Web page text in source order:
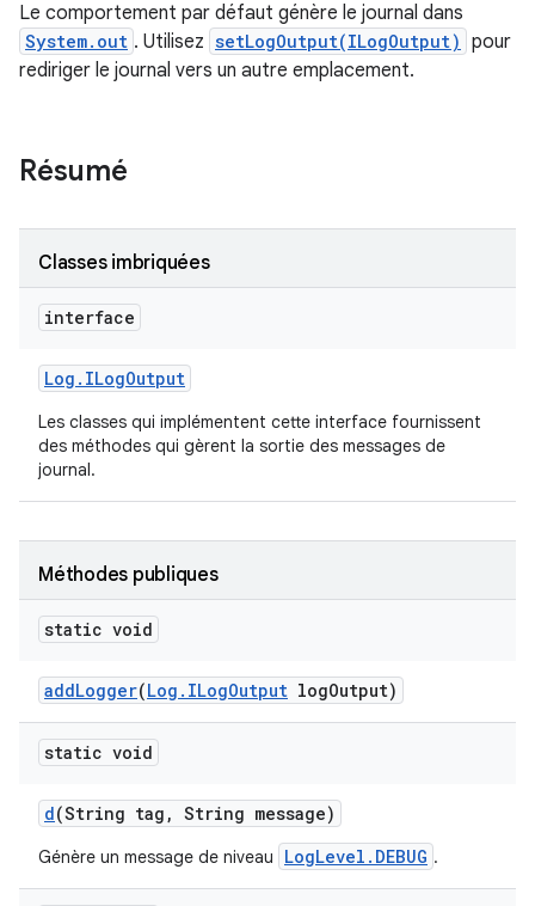
Le comportement par défaut génère le journal dans
System.out . Utilisez setLogOutput(ILogOutput) pour
rediriger le journal vers un autre emplacement.
Résumé
Classes imbriquées
interface
Log . ILogOutput
Les classes qui implémentent cette interface fournissent
des méthodes qui gèrent la sortie des messages de
journal.
Méthodes publiques
static void
addLogger(Log . ILogOutput logOutput)
static void
d(String tag , String message)
Génère un message de niveau LogLevel.DEBUG .